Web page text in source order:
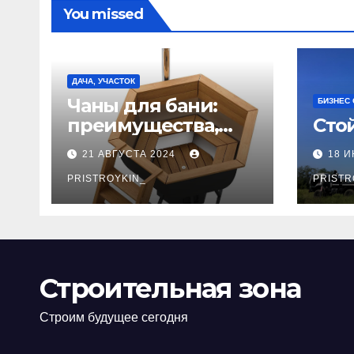
You missed
ДАЧА, УЧАСТОК
Чаны для бани:
преимущества,
виды и
особенности
использования
21 АВГУСТА 2024
PRISTROYKIN_
БИЗНЕС
18
Строительная зона
Строим будущее сегодня